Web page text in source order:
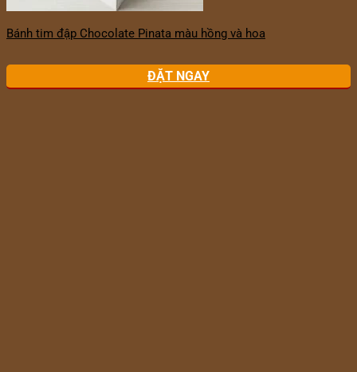
Bánh tim đập Chocolate Pinata màu hồng và hoa
ĐẶT NGAY